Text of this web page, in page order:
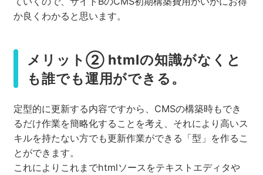
か良くわかると思います。
メリット② htmlの知識がなくと
も誰でも運用ができる。
定型的に更新する内容ですから、CMSの構築時もでき
るだけ作業を簡略化することを考え、それにより高いス
キルを持たない方でも更新作業ができる「型」を作るこ
とができます。
これによりこれまでhtmlソースをテキストエディタや